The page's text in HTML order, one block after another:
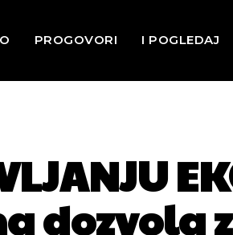
PROGOVORI I POGLEDAJ
dozvola